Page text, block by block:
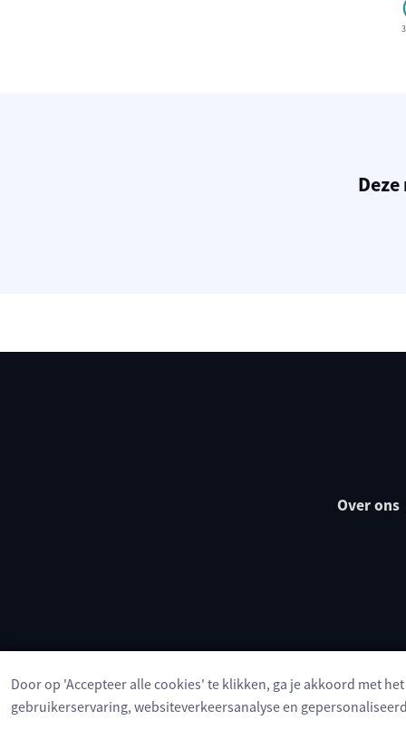
Over ons
Door op 'Accepteer alle cookies' te klikken, ga je akkoord met
gebruikerservaring, websiteverkeersanalyse en